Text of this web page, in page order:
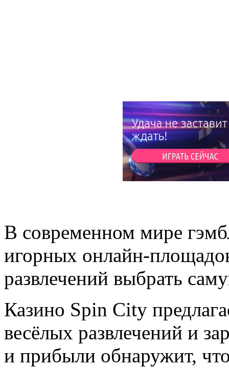
В современном мире
игорных онлайн-
развлечений выбрать
Казино Spin City
весёлых развлечений и
и прибыли обнаружит,